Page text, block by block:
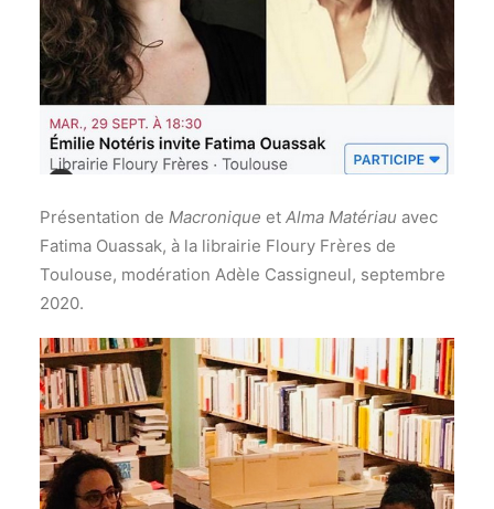
Présentation de Macronique et Alma Matériau avec
Fatima Ouassak, à la librairie Floury Frères de
Toulouse, modération Adèle Cassigneul, septembre
2020.